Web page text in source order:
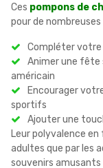
Ces pompons de
pour de
Compléter
Animer une fête
américain
Encourager
sportifs
Ajouter une
Leur polyvalence
adultes que par les
souvenirs amusants